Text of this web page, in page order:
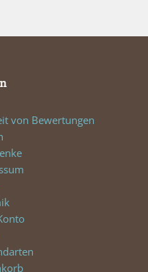
von Bewertungen